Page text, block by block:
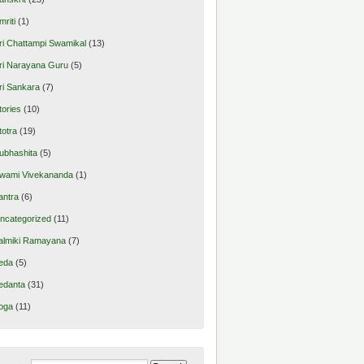
(1)
Chattampi Swamikal(13)
Narayana Guru(5)
Sankara(7)
(10)
(19)
(5)
Vivekananda(1)
(6)
(11)
Ramayana(7)
(5)
(31)
(11)